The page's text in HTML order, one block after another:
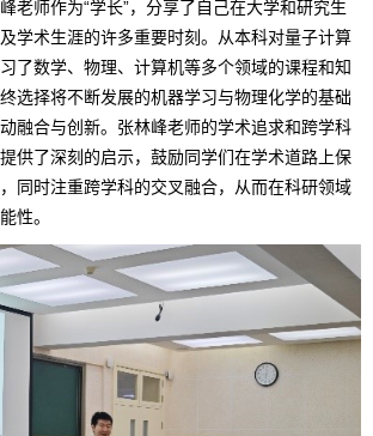
老师作为“学长”，分享了自己在大学和研究生
学术生涯的许多重要时刻。从本科对量子计算
了数学、物理、计算机等多个领域的课程和知
选择将不断发展的机器学习与物理化学的基础
融合与创新。张林峰老师的学术追求和跨学科
供了深刻的启示，鼓励同学们在学术道路上保
同时注重跨学科的交叉融合，从而在科研领域
性。